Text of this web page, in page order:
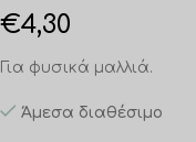
€4,30
Για φυσικά μαλλιά.
Άμεσα διαθέσιμο